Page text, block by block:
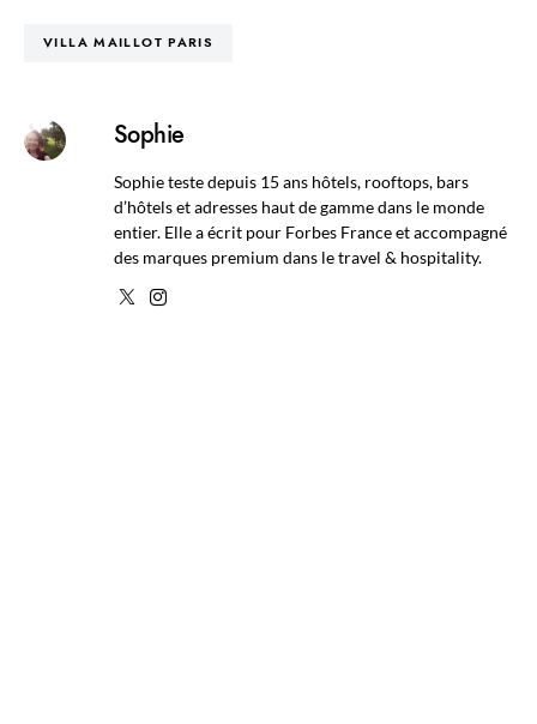
VILLA MAILLOT PARIS
Sophie
Sophie teste depuis 15 ans hôtels, rooftops, bars
d’hôtels et adresses haut de gamme dans le monde
entier. Elle a écrit pour Forbes France et accompagné
des marques premium dans le travel & hospitality.